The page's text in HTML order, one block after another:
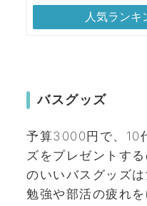
人気ランキ
バスグッズ
予算3000円で、10
ズをプレゼントす
のいいバスグッズ
勉強や部活の疲れ